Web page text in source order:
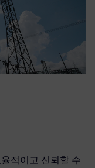
적이고 신뢰할 수